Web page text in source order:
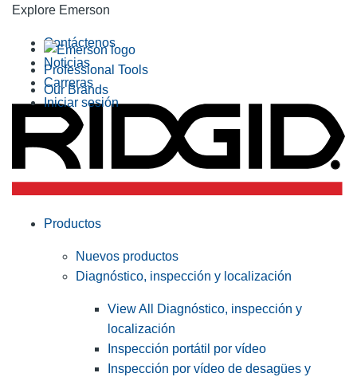
Explore Emerson
Professional Tools
Our Brands
Contáctenos
Noticias
Carreras
Iniciar sesión
Productos
Nuevos productos
Diagnóstico, inspección y localización
View All Diagnóstico, inspección y
localización
Inspección portátil por vídeo
Inspección por vídeo de desagües y